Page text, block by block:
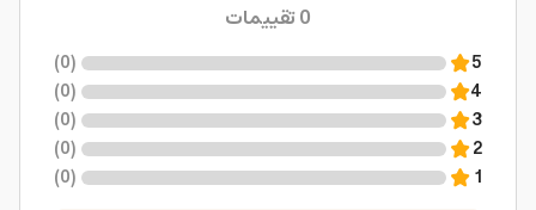
0تقييمات
5
(
0
)
4
(
0
)
3
(
0
)
2
(
0
)
1
(
0
)